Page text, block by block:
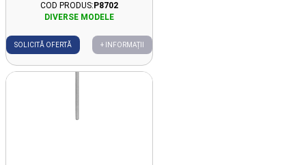
COD PRODUS: P8702
SOLICITĂ OFERTĂ + INFORMAȚII